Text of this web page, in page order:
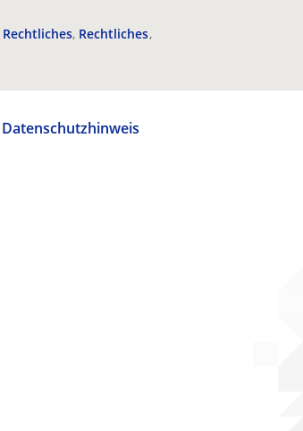
Rechtliches Rechtliches
Datenschutzhinweis